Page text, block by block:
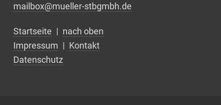
mailbox@mueller-stbgmbh.de
Startseite | nach oben
Impressum | Kontakt
Datenschutz